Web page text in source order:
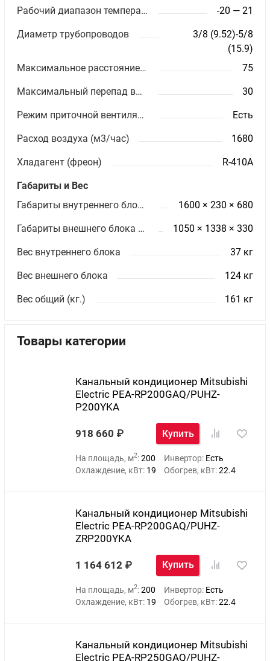
Рабочий диапазон температур (обогрев) -20 — 21
Диаметр трубопроводов
3/8 (9.52)-5/8
(15.9)
Максимальное расстояние между блоками (м)
75
Максимальный перепад высот (м) 30
Режим приточной вентиляции Есть
Расход воздуха (м3/час) 1680
Хладагент (фреон) R-410A
Габариты и Вес
Габариты внутреннего блока ШхВхГ (мм)
1600 × 230 × 680
Габариты внешнего блока ШхВхГ (мм) 1050 × 1338 × 330
Вес внутреннего блока 37 кг
Вес внешнего блока 124 кг
Вес общий (кг.) 161 кг
Товары категории
Канальный кондиционер Mitsubishi
Electric PEA-RP200GAQ/PUHZ-
P200YKA
918 660 Купить
На площадь, м2:200 Инвертор: Есть
Охлаждение, кВт: 19 Обогрев, кВт:22.4
Канальный кондиционер Mitsubishi
Electric PEA-RP200GAQ/PUHZ-
ZRP200YKA
1 164 612 Купить
На площадь, м2:200 Инвертор: Есть
Охлаждение, кВт: 19 Обогрев, кВт:22.4
Канальный кондиционер Mitsubishi
Electric PEA-RP250GAQ/PUHZ-